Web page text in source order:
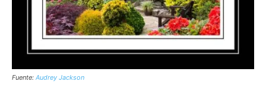
Fuente: Audrey Jackson